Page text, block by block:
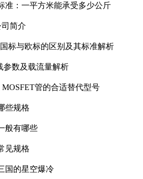
准：一平方米能承受多少公斤
简介
标与欧标的区别及其标准解析
参数及载流量解析
MOSFET管的合适替代型号
些规格
般有哪些
见规格
国的星空爆冷